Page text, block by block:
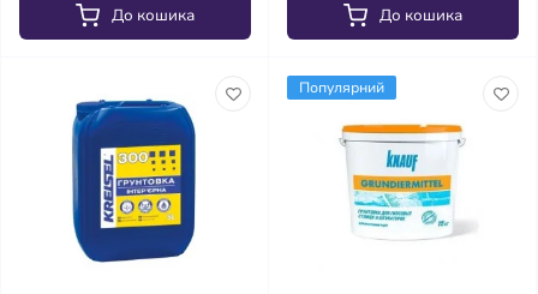
До кошика До кошика
Популярний